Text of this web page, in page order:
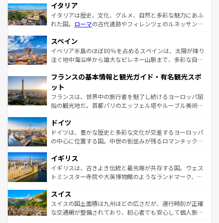
イタリア
イタリアは歴史、文化、グルメ、自然と多彩な魅力にあふ
れた国。 ローマの古代遺跡やフィレンツェのルネッサンス
ろん、トスカーナの美しい田園風景やアマルフィ海岸の絶
景など、自然景観も見逃せない。観光の合間には、本場の
ピザやパスタなど、絶品のイタリア料理を堪能することも
ませてくれるイタリアで、忘れられない旅をしてみよう！
なお、新着のイタリア情報は
しい。
スペイン
イベリア半島のほぼ80％を占めるスペインは、太陽が降り
注ぐ地中海沿岸から雄大なピレネー山脈まで、多彩な自然
文化が根付くこの国では、情熱的なフラメンコ、熱気あふ
れる闘牛、そして美味しいタパスが生活の一部となってい
る。首都マドリードの洗練された雰囲気や、バルセロナの
アートに溢れた街角から、地方では古代ローマ遺跡や中世
せる。地方によって風土や気候が異なるスペインはその個
性で訪れる人を魅了する。 なお、新着のスペイン情報は コ
ンテンツ一覧を参照してほしい。
フランスの基本情報と観光ガイド・有名観光スポ
ット
フランスは、世界中の旅行者を魅了し続けるヨーロッパ屈
指の観光地だ。首都パリのエッフェル塔やルーブル美術館
で、幅広い魅力が詰まっている。華麗な宮殿、歴史的な大
聖堂、美しいビーチ、そして豊かな自然が、訪れる者を心
から魅了する。また、フランスは美食の国としても知ら
いる。シャンパンの発祥地であるランス、プロヴァンスの
香り高いラベンダー畑など、多彩な楽しみ方が可能だ。さ
らに、パリ以外の地域にも魅力が溢れており、どの街角に
れる地方に足を運ぶとそれぞれで全く異なる文化を体験で
きるだろう。 なお、新着のフランス情報はコンテンツ一覧
を参照してほしい。
ドイツ
ドイツは、豊かな歴史と多彩な文化が交差するヨーロッパ
の中心に位置する国。中世の街並みが残るロマンチック街
顔を持つこの国は、どこを歩いても飽きることがない。ベ
ルリンの文化的活気、バイエルン州のアルプスの絶景、そ
してライン川沿いのワイン畑といった風景は必見。ビール
は、お酒好きな人にはぜひ体験してほしい。 なお、新着の
ドイツ情報はコンテンツ一覧を参照してほしい。
イギリス
イギリスは、古きよき伝統と最先端が共存する国。ウェス
トミンスター寺院や大英博物館のようなランドマーク、歴
リアごとに異なる魅力がある。また、優雅なアフタヌーン
ティー、ビール好きにはたまらない英国パブ、サッカー観
戦など、本場だからこそできる体験も豊富。イギリスを旅
スイス
スイスの国土面積は九州ほどの広さだが、運行時刻が正確
な交通網が整備されており、初心者でも安心して個人旅行